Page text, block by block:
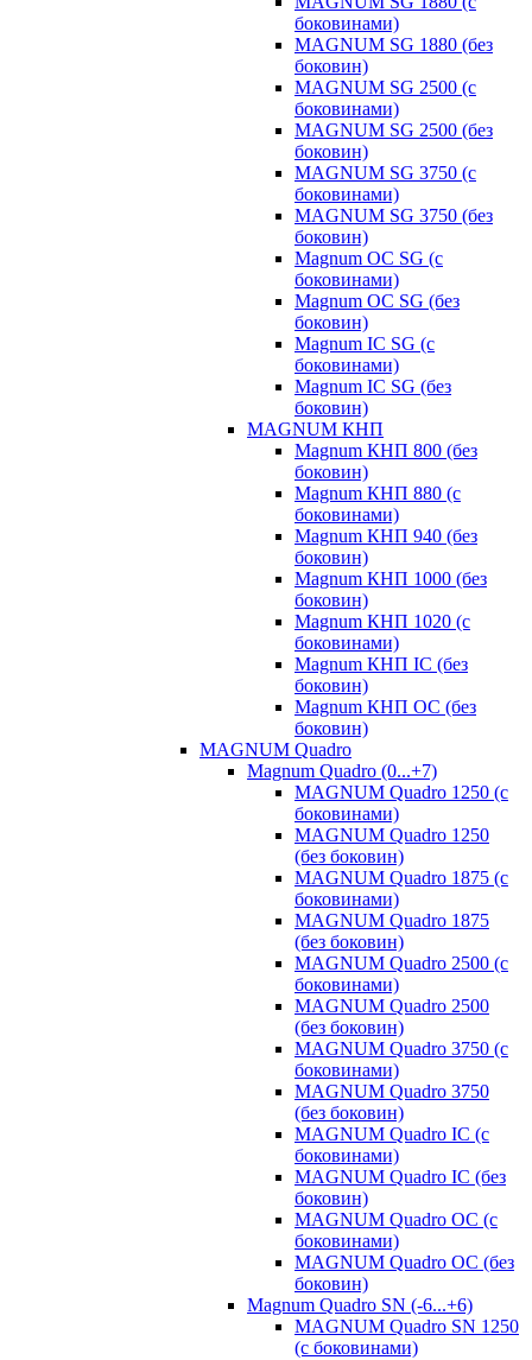
боковинами)
MAGNUM SG 1880 (без
боковин)
MAGNUM SG 2500 (с
боковинами)
MAGNUM SG 2500 (без
боковин)
MAGNUM SG 3750 (с
боковинами)
MAGNUM SG 3750 (без
боковин)
Magnum OC SG (с
боковинами)
Magnum OC SG (без
боковин)
Magnum IC SG (с
боковинами)
Magnum IC SG (без
боковин)
MAGNUM КНП
Magnum КНП 800 (без
боковин)
Magnum КНП 880 (с
боковинами)
Magnum КНП 940 (без
боковин)
Magnum КНП 1000 (без
боковин)
Magnum КНП 1020 (с
боковинами)
Magnum КНП IC (без
боковин)
Magnum КНП OC (без
боковин)
MAGNUM Quadro
Magnum Quadro (0...+7)
MAGNUM Quadro 1250 (с
боковинами)
MAGNUM Quadro 1250
(без боковин)
MAGNUM Quadro 1875 (с
боковинами)
MAGNUM Quadro 1875
(без боковин)
MAGNUM Quadro 2500 (с
боковинами)
MAGNUM Quadro 2500
(без боковин)
MAGNUM Quadro 3750 (с
боковинами)
MAGNUM Quadro 3750
(без боковин)
MAGNUM Quadro IC (с
боковинами)
MAGNUM Quadro IC (без
боковин)
MAGNUM Quadro OC (с
боковинами)
MAGNUM Quadro OC (без
боковин)
Magnum Quadro SN (-6...+6)
MAGNUM Quadro SN 1250
(с боковинами)